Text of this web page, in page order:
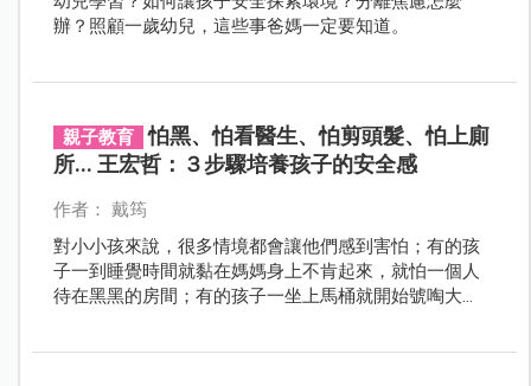
辦？照顧一歲幼兒，這些事爸媽一定要知道。
親子教育
怕黑、怕看醫生、怕剪頭髮、怕上廁
所... 王宏哲：３步驟培養孩子的安全感
作者： 戴筠
對小小孩來說，很多情境都會讓他們感到害怕；有的孩
子一到睡覺時間就黏在媽媽身上不肯起來，就怕一個人
待在黑黑的房間；有的孩子一坐上馬桶就開始號啕大